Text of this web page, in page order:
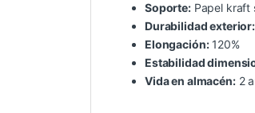
Soporte:Papel kraft
Durabilidad exterior:
Elongación:120%
Estabilidad
Vida en almacén:2